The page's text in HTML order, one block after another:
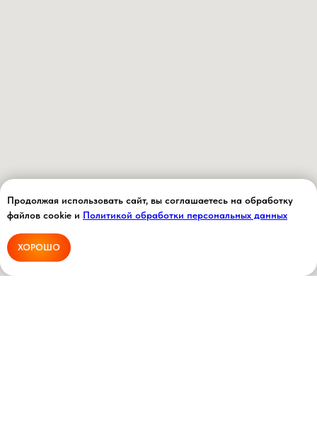
Продолжая использовать сайт, вы соглашаетесь на обработку
файлов cookie и Политикой обработки персональных данных
ХОРОШО